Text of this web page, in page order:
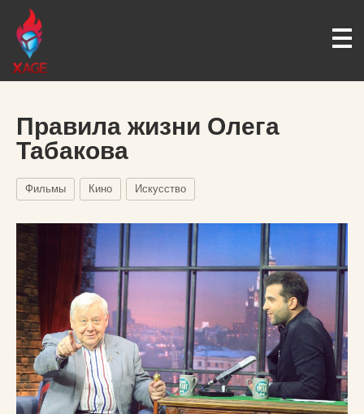
Правила жизни Олега
Табакова
Фильмы Кино Искусство